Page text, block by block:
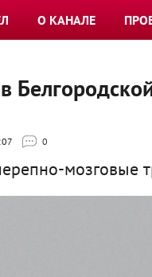
О КАНАЛЕ
0
мозговые